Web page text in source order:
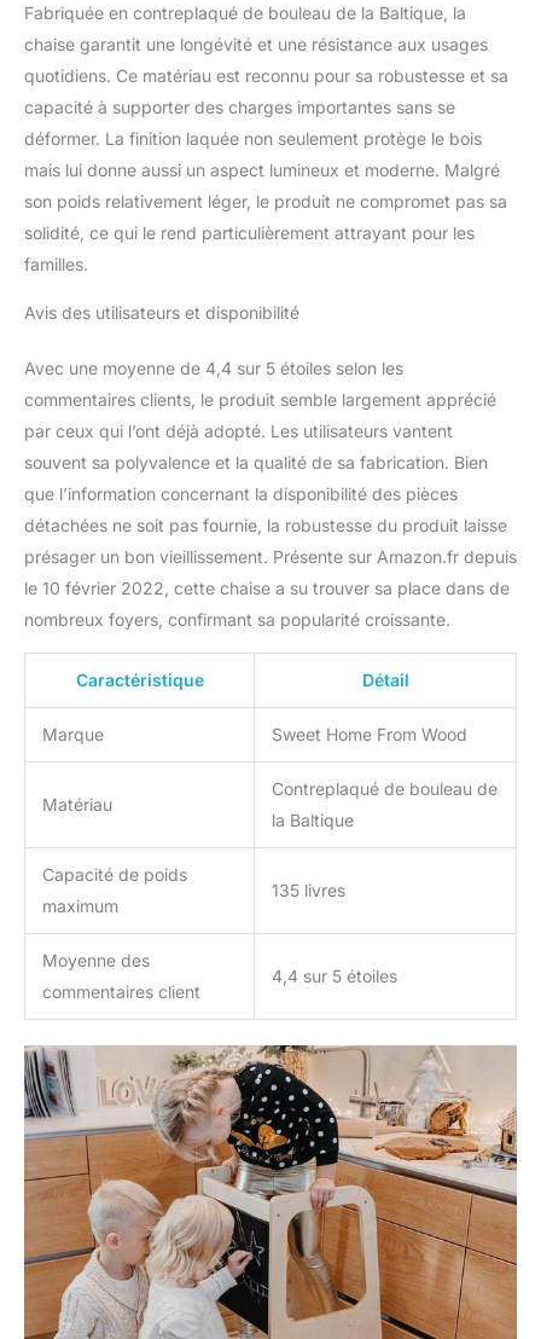
de partage. Cette tour
pour enfants améliore la
résolution de problèmes,
encourage le jeu libre et
renforce la confiance en
soi SÉCURITÉ AVANT
TOUT : Avec la solide
tour de cuisine
Montessori pour tout-
chutes de votre enfant.
style Montessori ou
Waldorf. La tour
d'observation pour
enfants est fabriquée
dans l'Union Européenne
à partir de contreplaqué
de bouleau. Tous les
matériaux sont certifiés
selon les normes de
Européenne. Le montage
de la tour d'observation
de cuisine prendra
environ 15 minutes, tous
les outils nécessaires
pour l'assemblage sont
inclus CADEAU PARFAIT
: Idéal comme cadeau de
Noël pour enfants,
anniversaire, cadeau de
Hanouka — une
plaisir, apprentissage et
Fabriquée en contreplaqué de bouleau de la Baltique, la
chaise garantit une longévité et une résistance aux usages
quotidiens. Ce matériau est reconnu pour sa robustesse et sa
capacité à supporter des charges importantes sans se
déformer. La finition laquée non seulement protège le bois
mais lui donne aussi un aspect lumineux et moderne. Malgré
son poids relativement léger, le produit ne compromet pas sa
solidité, ce qui le rend particulièrement attrayant pour les
familles.
Avis des utilisateurs et disponibilité
Avec une moyenne de 4,4 sur 5 étoiles selon les
commentaires clients, le produit semble largement apprécié
par ceux qui l’ont déjà adopté. Les utilisateurs vantent
souvent sa polyvalence et la qualité de sa fabrication. Bien
que l’information concernant la disponibilité des pièces
détachées ne soit pas fournie, la robustesse du produit laisse
présager un bon vieillissement. Présente sur Amazon.fr depuis
le 10 février 2022, cette chaise a su trouver sa place dans de
nombreux foyers, confirmant sa popularité croissante.
Caractéristique Détail
Marque Sweet Home From Wood
Matériau
Contreplaqué de bouleau de
la Baltique
Capacité de poids
maximum
135 livres
Moyenne des
commentaires client
4,4 sur 5 étoiles